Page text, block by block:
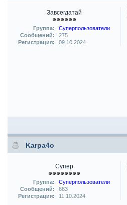
Завсегдатай
Группа:
Суперпользователи
Сообщений:
275
Регистрация:
09.10.2024
Karpa4o
Супер
Группа:
Суперпользователи
Сообщений:
683
Регистрация:
11.10.2024